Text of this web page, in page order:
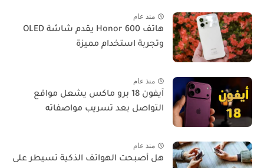
منذ عام
هاتف Honor 600 يقدم شاشة OLED
وتجربة استخدام مميزة
منذ عام
آيفون 18 برو ماكس يشعل مواقع
التواصل بعد تسريب مواصفاته
منذ عام
هل أصبحت الهواتف الذكية تسيطر على